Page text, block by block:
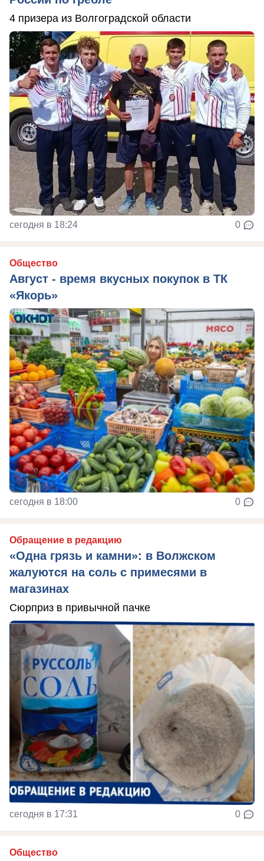
4 призера из Волгоградской области
сегодня в 18:24 0
Общество
Август - время вкусных покупок в ТК
«Якорь»
сегодня в 18:00 0
Обращение в редакцию
«Одна грязь и камни»: в Волжском
жалуются на соль с примесями в
магазинах
Сюрприз в привычной пачке
сегодня в 17:31 0
Общество